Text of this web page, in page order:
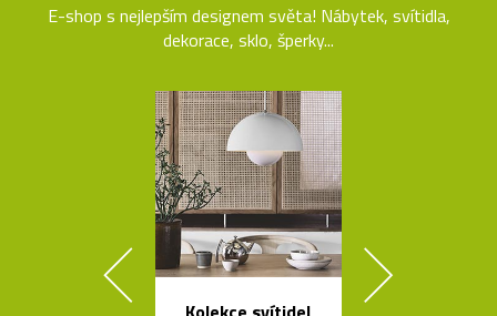
E-shop s nejlepším designem světa! Nábytek, svítidla,
dekorace, sklo, šperky...